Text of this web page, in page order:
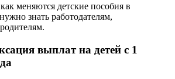
меняются детские пособия в
знать работодателям,
выплат на детей с 1